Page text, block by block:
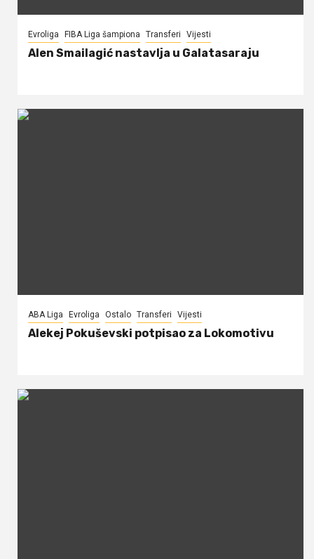
Evroliga FIBA Liga šampiona Transferi Vijesti
Alen Smailagić nastavlja u Galatasaraju
ABA Liga Evroliga Ostalo Transferi Vijesti
Alekej Pokuševski potpisao za Lokomotivu